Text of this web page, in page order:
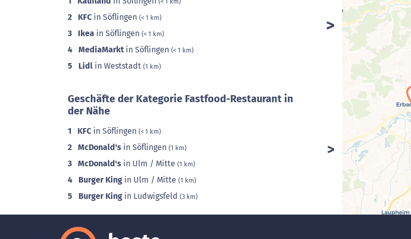
2 KFC in Söflingen (< 1 km)
3 Ikea in Söflingen (< 1 km)
4 MediaMarkt in Söflingen (< 1 km)
5 Lidl in Weststadt (1 km)
Geschäfte der Kategorie Fastfood-Restaurant in
der Nähe
1 KFC in Söflingen (< 1 km)
2 McDonald's in Söflingen (1 km)
3 McDonald's in Ulm / Mitte (1 km)
4 Burger King in Ulm / Mitte (1 km)
5 Burger King in Ludwigsfeld (3 km)